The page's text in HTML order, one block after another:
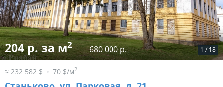
1 / 18
204 р. за м2 680 000 р.
≈ 232 582 $ 70 $/м2